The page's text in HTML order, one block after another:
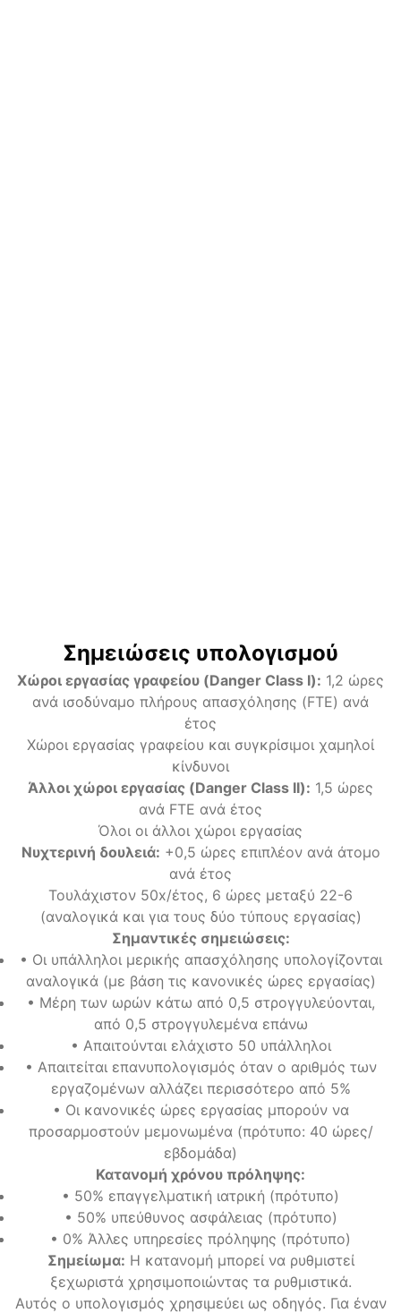
Σημειώσεις υπολογισμού
Χώροι εργασίας γραφείου (Danger Class I): 1,2 ώρες
ανά ισοδύναμο πλήρους απασχόλησης (FTE) ανά
έτος
Χώροι εργασίας γραφείου και συγκρίσιμοι χαμηλοί
κίνδυνοι
Άλλοι χώροι εργασίας (Danger Class II): 1,5 ώρες
ανά FTE ανά έτος
Όλοι οι άλλοι χώροι εργασίας
Νυχτερινή δουλειά: +0,5 ώρες επιπλέον ανά άτομο
ανά έτος
Τουλάχιστον 50x/έτος, 6 ώρες μεταξύ 22-6
(αναλογικά και για τους δύο τύπους εργασίας)
Σημαντικές σημειώσεις:
• Οι υπάλληλοι μερικής απασχόλησης υπολογίζονται
αναλογικά (με βάση τις κανονικές ώρες εργασίας)
• Μέρη των ωρών κάτω από 0,5 στρογγυλεύονται,
από 0,5 στρογγυλεμένα επάνω
• Απαιτούνται ελάχιστο 50 υπάλληλοι
• Απαιτείται επανυπολογισμός όταν ο αριθμός των
εργαζομένων αλλάζει περισσότερο από 5%
• Οι κανονικές ώρες εργασίας μπορούν να
προσαρμοστούν μεμονωμένα (πρότυπο: 40 ώρες/
εβδομάδα)
Κατανομή χρόνου πρόληψης:
• 50% επαγγελματική ιατρική (πρότυπο)
• 50% υπεύθυνος ασφάλειας (πρότυπο)
• 0% Άλλες υπηρεσίες πρόληψης (πρότυπο)
Σημείωμα: Η κατανομή μπορεί να ρυθμιστεί
ξεχωριστά χρησιμοποιώντας τα ρυθμιστικά.
Αυτός ο υπολογισμός χρησιμεύει ως οδηγός. Για έναν